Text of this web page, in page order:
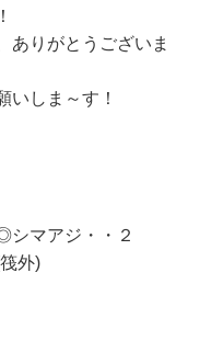
ありがとうございま
いしま～す！
マアジ・・２
外)